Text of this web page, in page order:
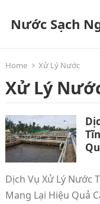
Nước Sạch
Home Xử Lý Nước
Xử Lý
Dịch Vụ Xử Lý Nước
Mang Lại Hiệu Quả